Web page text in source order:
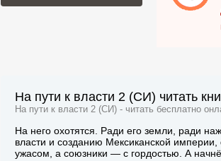
На пути к власти 2 (СИ) читать
На пути к власти 2 (СИ) - читать бесплатно
На него охотятся. Ради его земли, ради
власти и созданию Мексиканской
ужасом, а союзники — с гордостью. А